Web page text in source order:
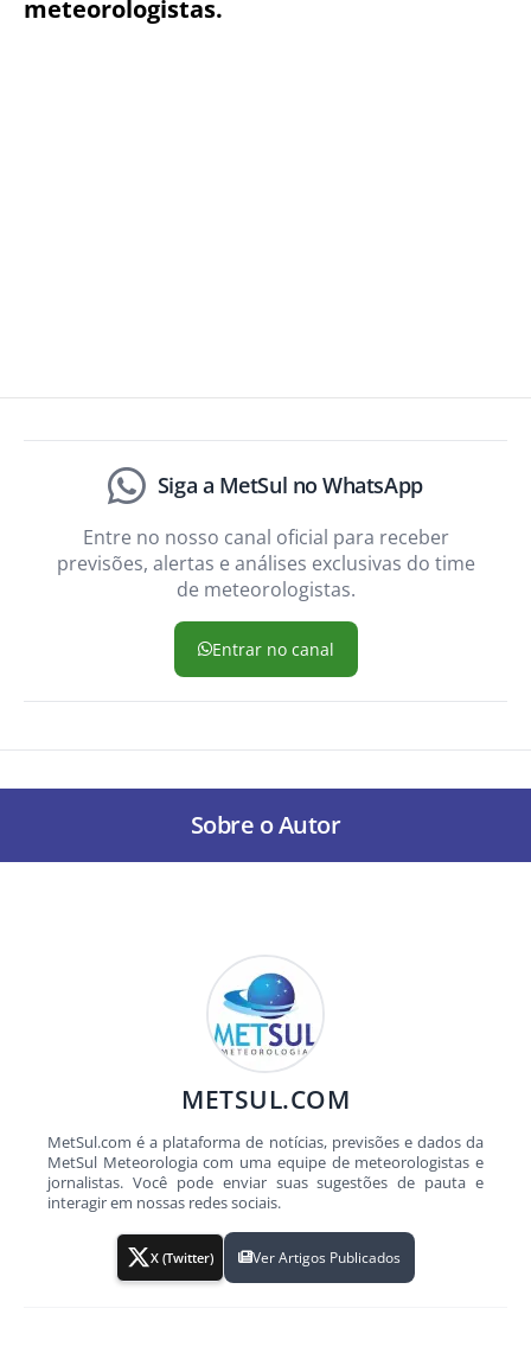
meteorologistas.
Siga a MetSul no WhatsApp
Entre no nosso canal oficial para receber
previsões, alertas e análises exclusivas do time
de meteorologistas.
Entrar no canal
Sobre o Autor
METSUL.COM
MetSul.com é a plataforma de notícias, previsões e dados da
MetSul Meteorologia com uma equipe de meteorologistas e
jornalistas. Você pode enviar suas sugestões de pauta e
interagir em nossas redes sociais.
X (Twitter) Ver Artigos Publicados